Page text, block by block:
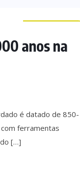
anos na
é datado de 850-
ferramentas
[…]